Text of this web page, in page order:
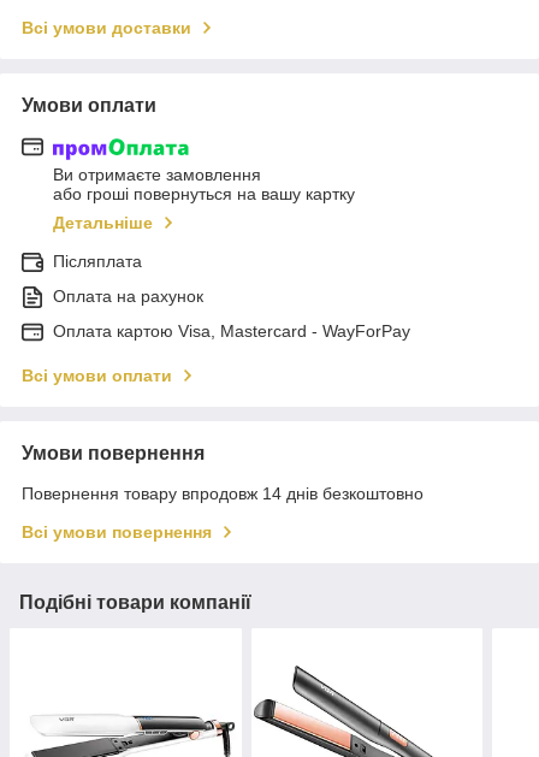
Всі умови доставки
Умови оплати
Ви отримаєте замовлення
або гроші повернуться на вашу картку
Детальніше
Післяплата
Оплата на рахунок
Оплата картою Visa, Mastercard - WayForPay
Всі умови оплати
Умови повернення
Повернення товару впродовж 14 днів безкоштовно
Всі умови повернення
Подібні товари компанії